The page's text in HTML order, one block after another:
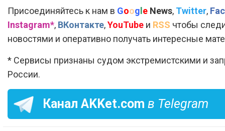
Присоединяйтесь к нам в Google News, Twitter,
Instagram*, ВКонтакте,YouTube и RSS чтобы
новостями и оперативно получать интересные
* Сервисы признаны судом экстремистскими и
России.
Канал AKKet.com в Telegram